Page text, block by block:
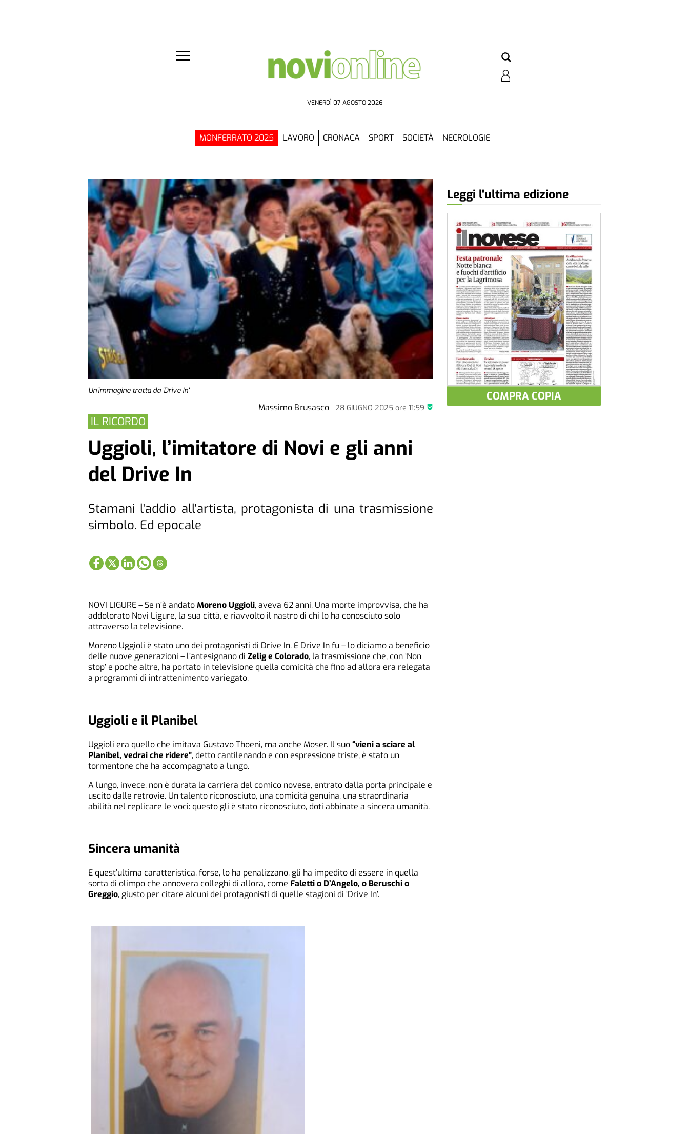
VENERDÌ 07 AGOSTO 2026
MONFERRATO 2025 LAVORO CRONACA SPORT SOCIETÀ NECROLOGIE
Un'immagine tratta da 'Drive In'
Massimo Brusasco 28 GIUGNO 2025ore 11:59
IL RICORDO
Uggioli, l’imitatore di Novi e gli anni
del Drive In
Stamani l'addio all'artista, protagonista di una trasmissione
simbolo. Ed epocale
NOVI LIGURE – Se n’è andatoMoreno Uggioli, aveva 62 anni. Una morte improvvisa, che ha
addolorato Novi Ligure, la sua città, e riavvolto il nastro di chi lo ha conosciuto solo
attraverso la televisione.
Moreno Uggioli è stato uno dei protagonisti di Drive In. E Drive In fu – lo diciamo a beneficio
delle nuove generazioni – l’antesignano di Zelig e Colorado, la trasmissione che, con ‘Non
stop’ e poche altre, ha portato in televisione quella comicità che fino ad allora era relegata
a programmi di intrattenimento variegato.
Uggioli e il Planibel
Uggioli era quello che imitava Gustavo Thoeni, ma anche Moser. Il suo“vieni a sciare al
Planibel, vedrai che ridere”, detto cantilenando e con espressione triste, è stato un
tormentone che ha accompagnato a lungo.
A lungo, invece, non è durata la carriera del comico novese, entrato dalla porta principale e
uscito dalle retrovie. Un talento riconosciuto, una comicità genuina, una straordinaria
abilità nel replicare le voci: questo gli è stato riconosciuto, doti abbinate a sincera umanità.
Sincera umanità
E quest’ultima caratteristica, forse, lo ha penalizzano, gli ha impedito di essere in quella
sorta di olimpo che annovera colleghi di allora, come Faletti o D’Angelo, o Beruschi o
Greggio, giusto per citare alcuni dei protagonisti di quelle stagioni di ‘Drive In’.
Leggi l'ultima edizione
COMPRA COPIA